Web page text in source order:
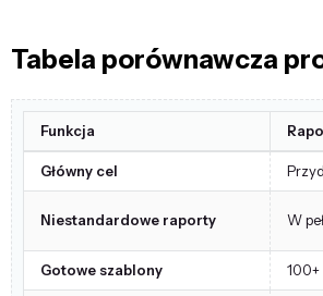
Tabela porównawcza
Funkcja
Główny cel
Niestandardowe raporty W
Gotowe szablony